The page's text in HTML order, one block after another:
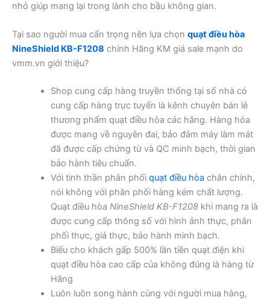
nhỏ giúp mang lại trong lành cho bầu không gian.
Tại sao người mua cẩn trọng nên lựa chọn quạt điều hòa
NineShield KB-F1208 chính Hãng KM giá sale mạnh do
vmm.vn giới thiệu?
Shop cung cấp hàng truyền thống tại số nhà có
cung cấp hàng trực tuyến là kênh chuyên bán lẻ
thương phẩm quạt điều hòa các hãng. Hàng hóa
được mang về nguyên đai, bảo đảm máy làm mát
đã được cấp chứng từ và QC minh bạch, thời gian
bảo hành tiêu chuẩn.
Với tinh thần phân phối quạt điều hòa chân chính,
nói không với phân phối hàng kém chất lượng.
Quạt điều hòa NineShield KB-F1208khi mang ra là
được cung cấp thông số với hình ảnh thực, phân
phối thực, giá thực, bảo hành minh bạch.
Biếu cho khách gấp 500% lần tiền quạt điện khi
quạt điều hòa cao cấp của không đúng là hàng từ
Hãng
Luôn luôn song hành cùng với người mua hàng,